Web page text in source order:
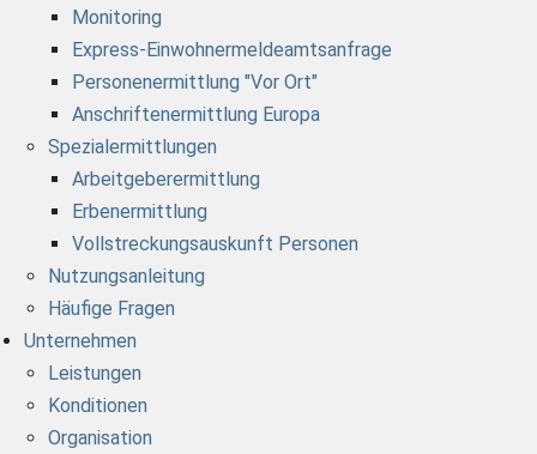
Monitoring
Express-Einwohnermeldeamtsanfrage
Personenermittlung "Vor Ort"
Anschriftenermittlung Europa
Spezialermittlungen
Arbeitgeberermittlung
Erbenermittlung
Vollstreckungsauskunft Personen
Nutzungsanleitung
Häufige Fragen
Unternehmen
Leistungen
Konditionen
Organisation